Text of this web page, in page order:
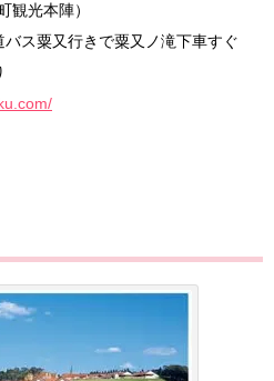
観光本陣）
ス粟又行きで粟又ノ滝下車すぐ